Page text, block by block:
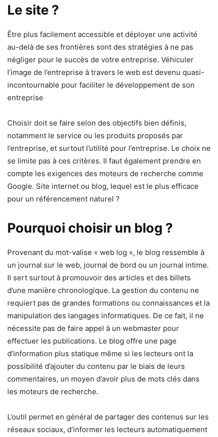
Le site ?
Être plus facilement accessible et déployer une activité
au-delà de ses frontières sont des stratégies à ne pas
négliger pour le succès de votre entreprise. Véhiculer
l’image de l’entreprise à travers le web est devenu quasi-
incontournable pour faciliter le développement de son
entreprise
Choisir doit se faire selon des objectifs bien définis,
notamment le service ou les produits proposés par
l’entreprise, et surtout l’utilité pour l’entreprise. Le choix ne
se limite pas à ces critères. Il faut également prendre en
compte les exigences des moteurs de recherche comme
Google. Site internet ou blog, lequel est le plus efficace
pour un référencement naturel ?
Pourquoi choisir un blog ?
Provenant du mot-valise « web log », le blog ressemble à
un journal sur le web, journal de bord ou un journal intime.
Il sert surtout à promouvoir des articles et des billets
d’une manière chronologique. La gestion du contenu ne
requiert pas de grandes formations ou connaissances et la
manipulation des langages informatiques. De ce fait, il ne
nécessite pas de faire appel à un webmaster pour
effectuer les publications. Le blog offre une page
d’information plus statique même si les lecteurs ont la
possibilité d’ajouter du contenu par le biais de leurs
commentaires, un moyen d’avoir plus de mots clés dans
les moteurs de recherche.
L’outil permet en général de partager des contenus sur les
réseaux sociaux, d’informer les lecteurs automatiquement